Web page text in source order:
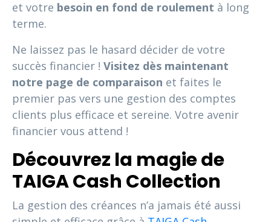
et votre besoin en fond de roulement à long
terme.
Ne laissez pas le hasard décider de votre
succès financier ! Visitez dès maintenant
notre page de comparaison et faites le
premier pas vers une gestion des comptes
clients plus efficace et sereine. Votre avenir
financier vous attend !
Découvrez la magie de
TAIGA Cash Collection
La gestion des créances n’a jamais été aussi